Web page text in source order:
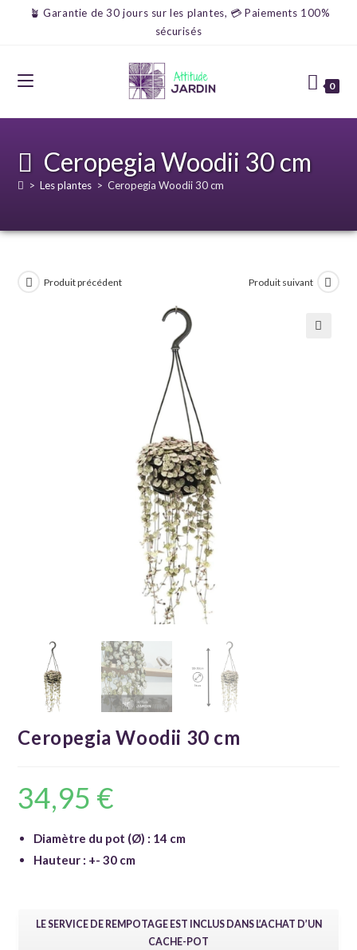
🪴 Garantie de 30 jours sur les plantes, 💳 Paiements 100%
sécurisés
0
Ceropegia Woodii 30 cm
> Les plantes > Ceropegia Woodii 30 cm
Produit précédent Produit suivant
Ceropegia Woodii 30 cm
34,95 €
Diamètre du pot (Ø) : 14 cm
Hauteur : +- 30 cm
LE SERVICE DE REMPOTAGE EST INCLUS DANS L’ACHAT D’UN
CACHE-POT